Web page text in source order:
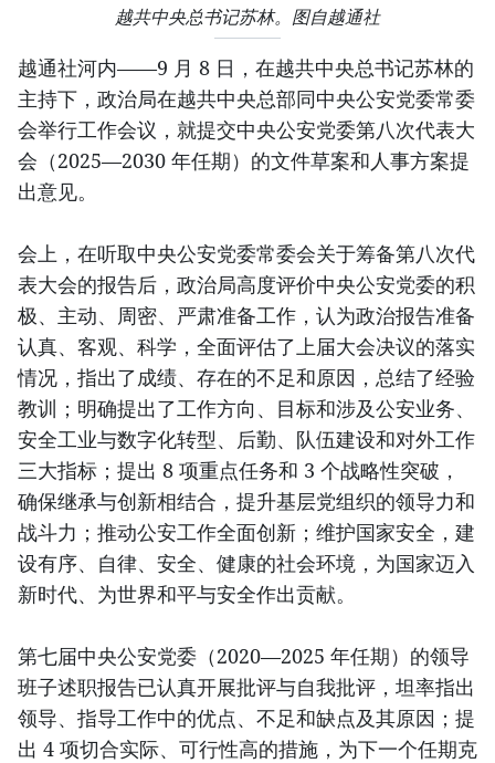
越共中央总书记苏林。图自越通社
越通社河内——9 月 8 日，在越共中央总书记苏林的
主持下，政治局在越共中央总部同中央公安党委常委
会举行工作会议，就提交中央公安党委第八次代表大
会（2025—2030 年任期）的文件草案和人事方案提
出意见。
会上，在听取中央公安党委常委会关于筹备第八次代
表大会的报告后，政治局高度评价中央公安党委的积
极、主动、周密、严肃准备工作，认为政治报告准备
认真、客观、科学，全面评估了上届大会决议的落实
情况，指出了成绩、存在的不足和原因，总结了经验
教训；明确提出了工作方向、目标和涉及公安业务、
安全工业与数字化转型、后勤、队伍建设和对外工作
三大指标；提出 8 项重点任务和 3 个战略性突破，
确保继承与创新相结合，提升基层党组织的领导力和
战斗力；推动公安工作全面创新；维护国家安全，建
设有序、自律、安全、健康的社会环境，为国家迈入
新时代、为世界和平与安全作出贡献。
第七届中央公安党委（2020—2025 年任期）的领导
班子述职报告已认真开展批评与自我批评，坦率指出
领导、指导工作中的优点、不足和缺点及其原因；提
出 4 项切合实际、可行性高的措施，为下一个任期克